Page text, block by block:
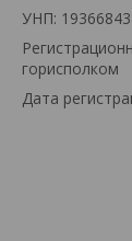
УНП:
горисполком
Дата